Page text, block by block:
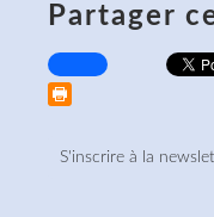
Partager
S'inscrire à la